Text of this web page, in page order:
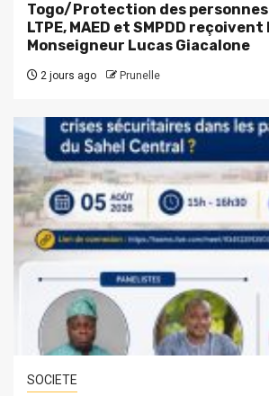
Togo/Protection des
LTPE, MAED et SMPDD
Monseigneur Lucas Giacalone
2 jours ago Prunelle
SOCIETE